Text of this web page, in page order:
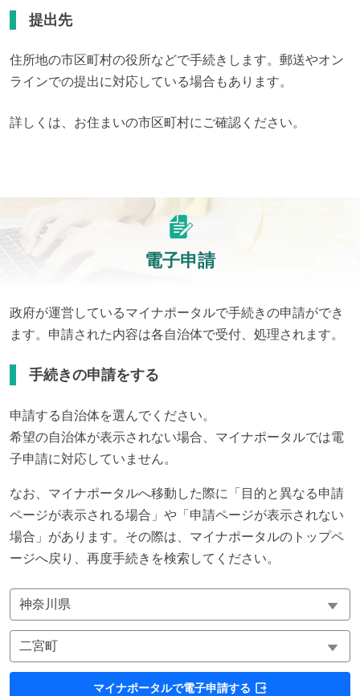
提出先
住所地の市区町村の役所などで手続きします。郵送やオン
ラインでの提出に対応している場合もあります。
詳しくは、お住まいの市区町村にご確認ください。
電子申請
政府が運営しているマイナポータルで手続きの申請ができ
ます。申請された内容は各自治体で受付、処理されます。
手続きの申請をする
申請する自治体を選んでください。
希望の自治体が表示されない場合、マイナポータルでは電
子申請に対応していません。
なお、マイナポータルへ移動した際に「目的と異なる申請
ページが表示される場合」や「申請ページが表示されない
場合」があります。その際は、マイナポータルのトップペ
ージへ戻り、再度手続きを検索してください。
マイナポータルで電子申請する